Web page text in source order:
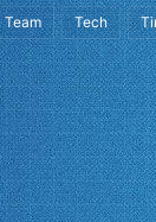
Team Tech